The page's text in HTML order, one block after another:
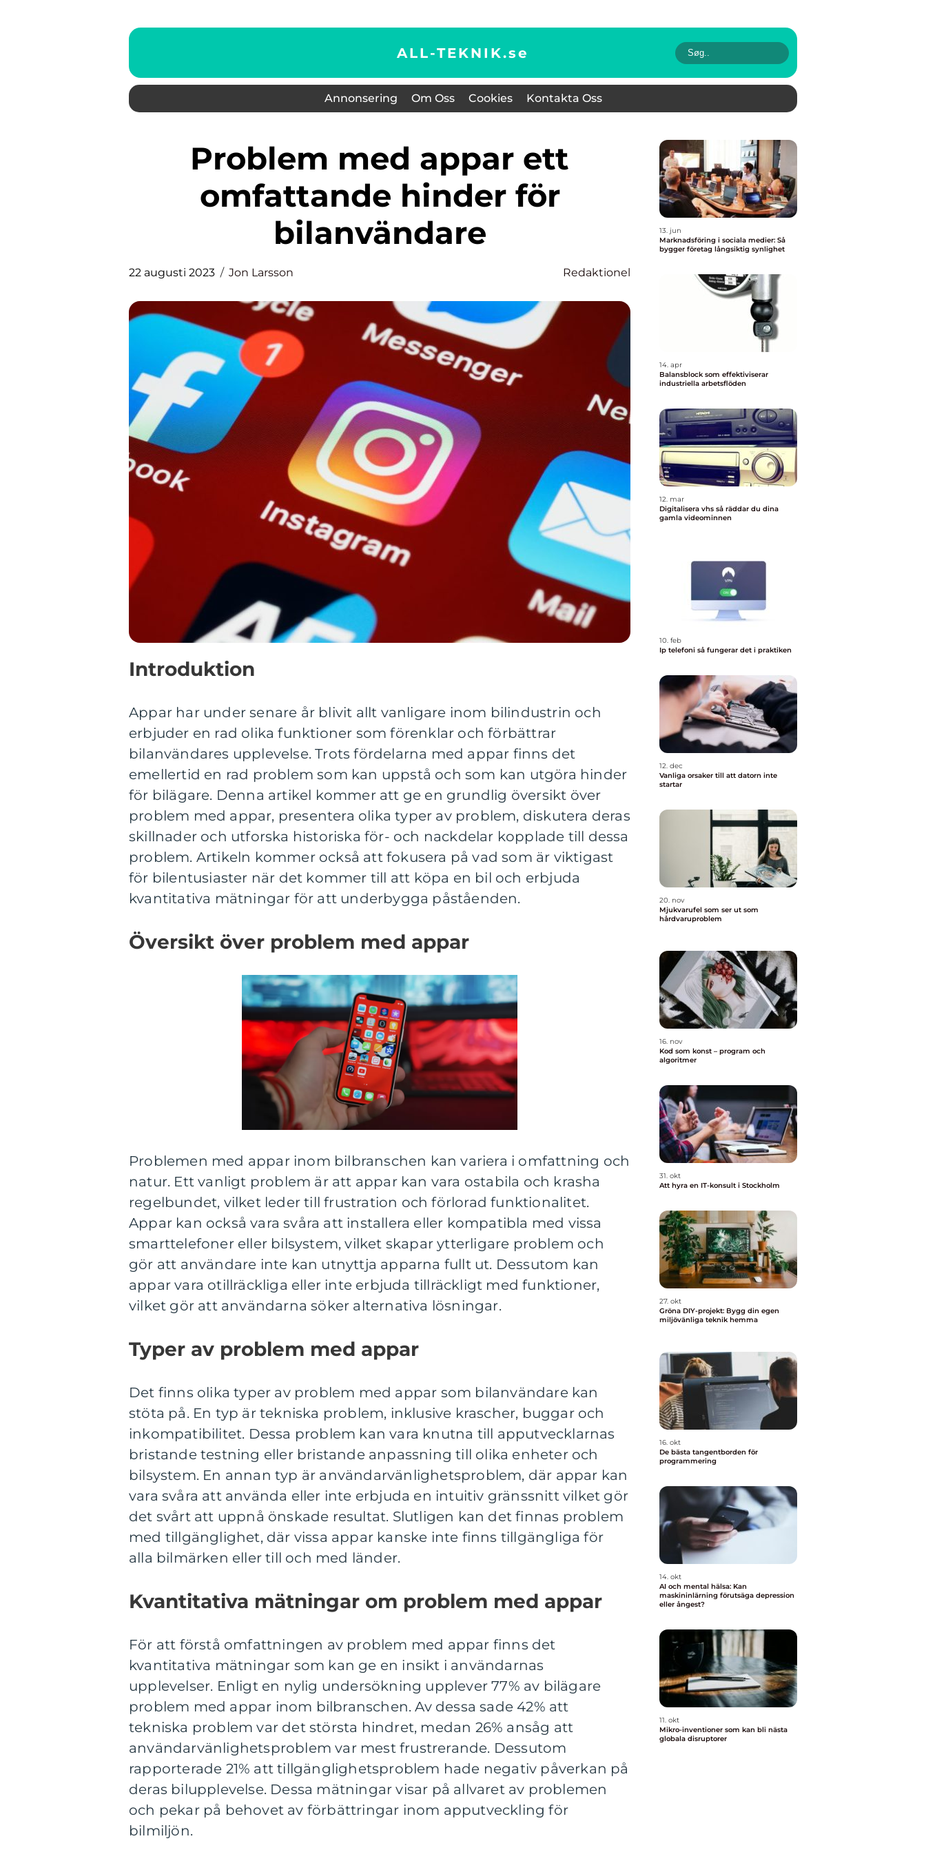
ALL-TEKNIK.se
Annonsering Om Oss Cookies Kontakta Oss
Problem med appar ett
omfattande hinder för
bilanvändare
22 augusti 2023 Jon Larsson Redaktionel
Introduktion
Appar har under senare år blivit allt vanligare inom bilindustrin och
erbjuder en rad olika funktioner som förenklar och förbättrar
bilanvändares upplevelse. Trots fördelarna med appar finns det
emellertid en rad problem som kan uppstå och som kan utgöra hinder
för bilägare. Denna artikel kommer att ge en grundlig översikt över
problem med appar, presentera olika typer av problem, diskutera deras
skillnader och utforska historiska för- och nackdelar kopplade till dessa
problem. Artikeln kommer också att fokusera på vad som är viktigast
för bilentusiaster när det kommer till att köpa en bil och erbjuda
kvantitativa mätningar för att underbygga påståenden.
Översikt över problem med appar
Problemen med appar inom bilbranschen kan variera i omfattning och
natur. Ett vanligt problem är att appar kan vara ostabila och krasha
regelbundet, vilket leder till frustration och förlorad funktionalitet.
Appar kan också vara svåra att installera eller kompatibla med vissa
smarttelefoner eller bilsystem, vilket skapar ytterligare problem och
gör att användare inte kan utnyttja apparna fullt ut. Dessutom kan
appar vara otillräckliga eller inte erbjuda tillräckligt med funktioner,
vilket gör att användarna söker alternativa lösningar.
Typer av problem med appar
Det finns olika typer av problem med appar som bilanvändare kan
stöta på. En typ är tekniska problem, inklusive krascher, buggar och
inkompatibilitet. Dessa problem kan vara knutna till apputvecklarnas
bristande testning eller bristande anpassning till olika enheter och
bilsystem. En annan typ är användarvänlighetsproblem, där appar kan
vara svåra att använda eller inte erbjuda en intuitiv gränssnitt vilket gör
det svårt att uppnå önskade resultat. Slutligen kan det finnas problem
med tillgänglighet, där vissa appar kanske inte finns tillgängliga för
alla bilmärken eller till och med länder.
Kvantitativa mätningar om problem med appar
För att förstå omfattningen av problem med appar finns det
kvantitativa mätningar som kan ge en insikt i användarnas
upplevelser. Enligt en nylig undersökning upplever 77% av bilägare
problem med appar inom bilbranschen. Av dessa sade 42% att
tekniska problem var det största hindret, medan 26% ansåg att
användarvänlighetsproblem var mest frustrerande. Dessutom
rapporterade 21% att tillgänglighetsproblem hade negativ påverkan på
deras bilupplevelse. Dessa mätningar visar på allvaret av problemen
och pekar på behovet av förbättringar inom apputveckling för
bilmiljön.
13. jun
Marknadsföring i sociala medier: Så
bygger företag långsiktig synlighet
14. apr
Balansblock som effektiviserar
industriella arbetsflöden
12. mar
Digitalisera vhs så räddar du dina
gamla videominnen
10. feb
Ip telefoni så fungerar det i praktiken
12. dec
Vanliga orsaker till att datorn inte
startar
20. nov
Mjukvarufel som ser ut som
hårdvaruproblem
16. nov
Kod som konst – program och
algoritmer
31. okt
Att hyra en IT-konsult i Stockholm
27. okt
Gröna DIY-projekt: Bygg din egen
miljövänliga teknik hemma
16. okt
De bästa tangentborden för
programmering
14. okt
AI och mental hälsa: Kan
maskininlärning förutsäga depression
eller ångest?
11. okt
Mikro-inventioner som kan bli nästa
globala disruptorer